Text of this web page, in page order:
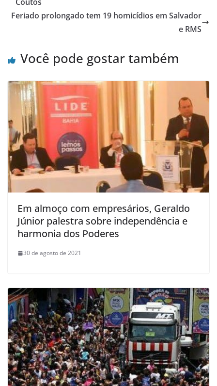
Feriado prolongado tem 19 homicídios em Salvador
e RMS
Você pode gostar também
Em almoço com empresários, Geraldo
Júnior palestra sobre independência e
harmonia dos Poderes
30 de agosto de 2021